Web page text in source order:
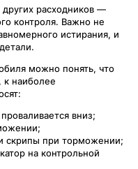
расходников —
контроля. Важно не
истирания, и
можно понять, что
к наиболее
вниз;
скрипы при торможении;
на контрольной